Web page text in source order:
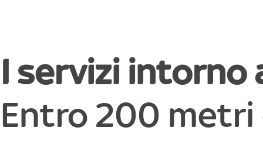
I servizi intorno
Entro 200 metri